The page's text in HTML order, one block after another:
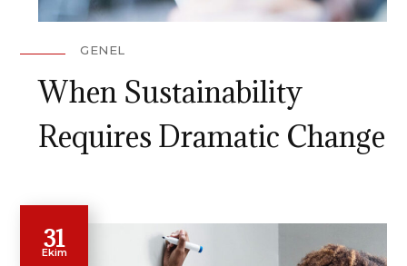
GENEL
When Sustainability
Requires Dramatic Change
31
Ekim